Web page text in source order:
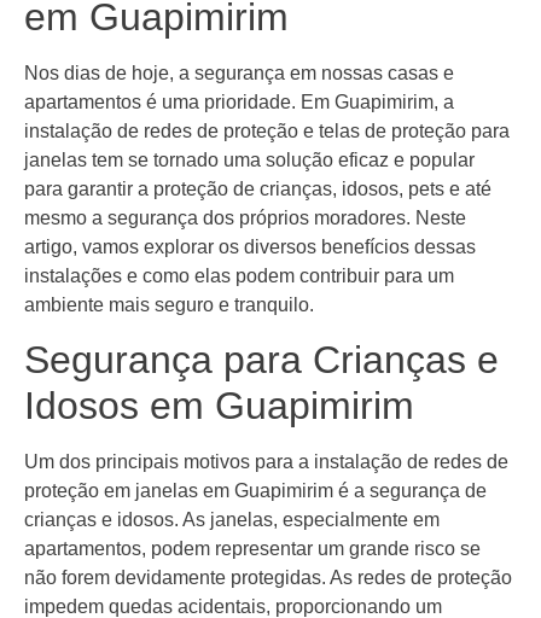
em Guapimirim
Nos dias de hoje, a segurança em nossas casas e
apartamentos é uma prioridade. Em Guapimirim, a
instalação de redes de proteção e telas de proteção para
janelas tem se tornado uma solução eficaz e popular
para garantir a proteção de crianças, idosos, pets e até
mesmo a segurança dos próprios moradores. Neste
artigo, vamos explorar os diversos benefícios dessas
instalações e como elas podem contribuir para um
ambiente mais seguro e tranquilo.
Segurança para Crianças e
Idosos em Guapimirim
Um dos principais motivos para a instalação de redes de
proteção em janelas em Guapimirim é a segurança de
crianças e idosos. As janelas, especialmente em
apartamentos, podem representar um grande risco se
não forem devidamente protegidas. As redes de proteção
impedem quedas acidentais, proporcionando um